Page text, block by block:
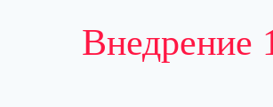
Внедрение